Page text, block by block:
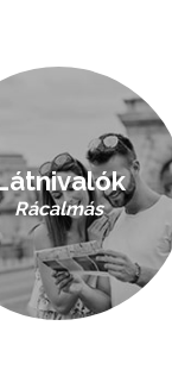
Rácalmás